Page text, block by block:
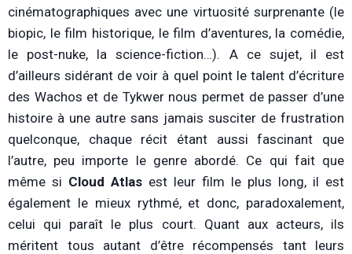
cinématographiques avec une virtuosité surprenante (le
biopic, le film historique, le film d’aventures, la comédie,
le post-nuke, la science-fiction…). A ce sujet, il est
d’ailleurs sidérant de voir à quel point le talent d’écriture
des Wachos et de Tykwer nous permet de passer d’une
histoire à une autre sans jamais susciter de frustration
quelconque, chaque récit étant aussi fascinant que
l’autre, peu importe le genre abordé. Ce qui fait que
même si Cloud Atlas est leur film le plus long, il est
également le mieux rythmé, et donc, paradoxalement,
celui qui paraît le plus court. Quant aux acteurs, ils
méritent tous autant d’être récompensés tant leurs